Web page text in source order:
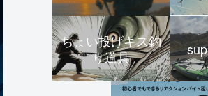
ちょい投げキス釣
り道具